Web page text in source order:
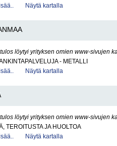
Näytä kartalla
löytyi yrityksen omien www-sivujen
- METALLI
Näytä kartalla
löytyi yrityksen omien www-sivujen
TEROITUSTA JA HUOLTOA
Näytä kartalla